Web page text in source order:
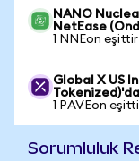
NANO
NetEase
1 NNEon
Global X US
1 PAVEon
Sorumluluk